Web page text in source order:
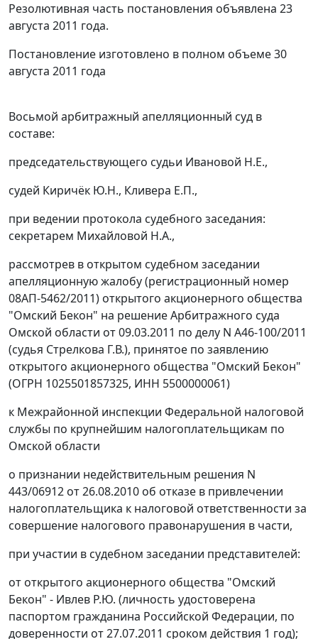
Резолютивная часть постановления объявлена 23
августа 2011 года.
Постановление изготовлено в полном объеме 30
августа 2011 года
Восьмой арбитражный апелляционный суд в
составе:
председательствующего судьи Ивановой Н.Е.,
судей Киричёк Ю.Н., Кливера Е.П.,
при ведении протокола судебного заседания:
секретарем Михайловой Н.А.,
рассмотрев в открытом судебном заседании
апелляционную жалобу (регистрационный номер
08АП-5462/2011) открытого акционерного общества
"Омский Бекон" на решение Арбитражного суда
Омской области от 09.03.2011 по делу N А46-100/2011
(судья Стрелкова Г.В.), принятое по заявлению
открытого акционерного общества "Омский Бекон"
(ОГРН 1025501857325, ИНН 5500000061)
к Межрайонной инспекции Федеральной налоговой
службы по крупнейшим налогоплательщикам по
Омской области
о признании недействительным решения N
443/06912 от 26.08.2010 об отказе в привлечении
налогоплательщика к налоговой ответственности за
совершение налогового правонарушения в части,
при участии в судебном заседании представителей:
от открытого акционерного общества "Омский
Бекон" - Ивлев Р.Ю. (личность удостоверена
паспортом гражданина Российской Федерации, по
доверенности от 27.07.2011 сроком действия 1 год);